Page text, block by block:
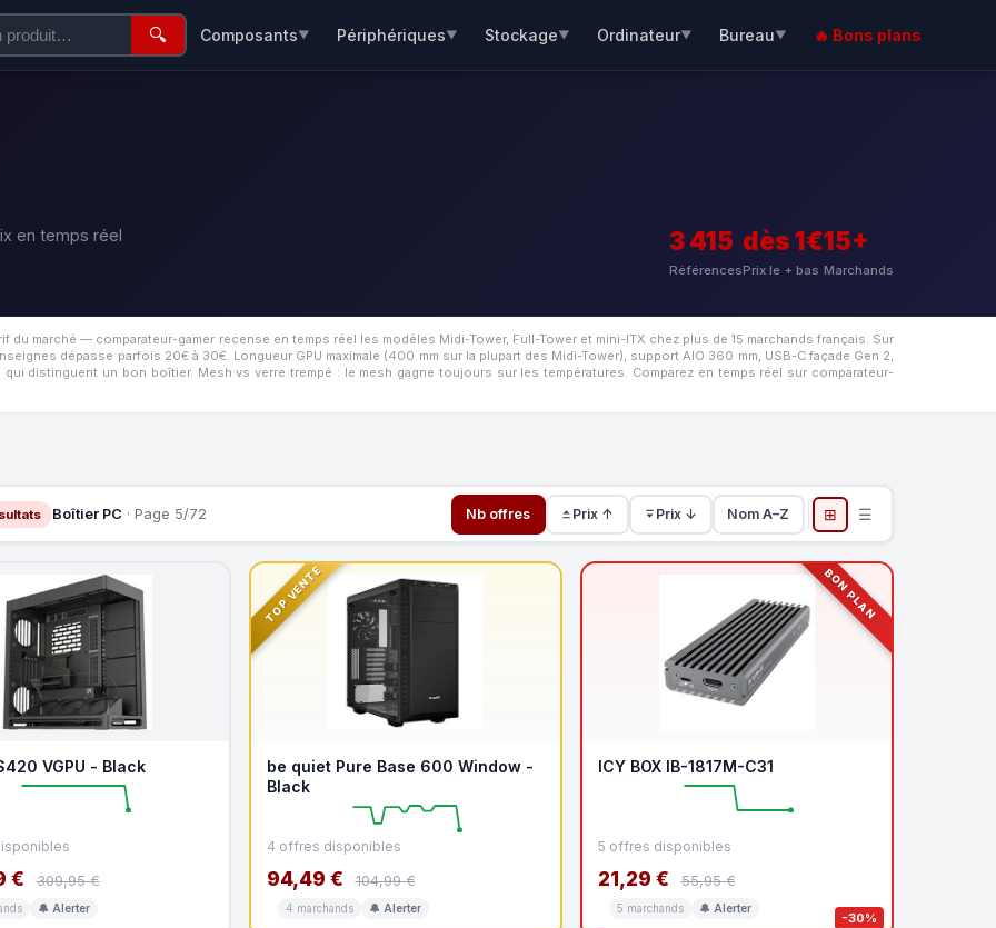
🔍 Composants▼ Périphériques▼ Stockage▼ Ordinateur▼ Bureau▼ 🔥 Bons plans
en temps réel
3 415
Références
dès 1€
Prix le + bas
15+
Marchands
marché — comparateur-gamer recense en temps réel les modèles Midi-Tower, Full-Tower et mini-ITX chez plus de 15 marchands français. Sur
dépasse parfois 20€ à 30€. Longueur GPU maximale (400 mm sur la plupart des Midi-Tower), support AIO 360 mm, USB-C façade Gen 2,
distinguent un bon boîtier. Mesh vs verre trempé : le mesh gagne toujours sur les températures. Comparez en temps réel sur comparateur-
Boîtier PC · Page 5/72 Nb offres Prix ↑ Prix ↓ Nom A–Z ⊞ ☰
VGPU - Black
€ 309,95 €
🔔 Alerter
TOP VENTE
be quiet Pure Base 600 Window -
Black
4 offres disponibles
94,49 € 104,99 €
4 marchands 🔔 Alerter
BON PLAN
-30%
ICY BOX IB-1817M-C31
5 offres disponibles
21,29 € 55,95 €
5 marchands 🔔 Alerter